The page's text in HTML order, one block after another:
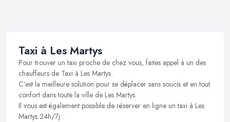
Taxi à Les Martys
Pour trouver un taxi proche de chez vous, faites appel à un des
chauffeurs de Taxi à Les Martys .
C’est la meilleure solution pour se déplacer sans soucis et en tout
confort dans toute la ville de Les Martys.
Il vous est également possible de réserver en ligne un taxi à Les
Martys 24h/7j .